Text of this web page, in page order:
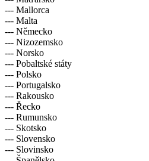
--- Mallorca
--- Malta
--- Německo
--- Nizozemsko
--- Norsko
--- Pobaltské státy
--- Polsko
--- Portugalsko
--- Rakousko
--- Řecko
--- Rumunsko
--- Skotsko
--- Slovensko
--- Slovinsko